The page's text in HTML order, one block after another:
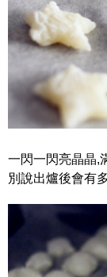
一閃一閃亮晶晶,
別說出爐後會有